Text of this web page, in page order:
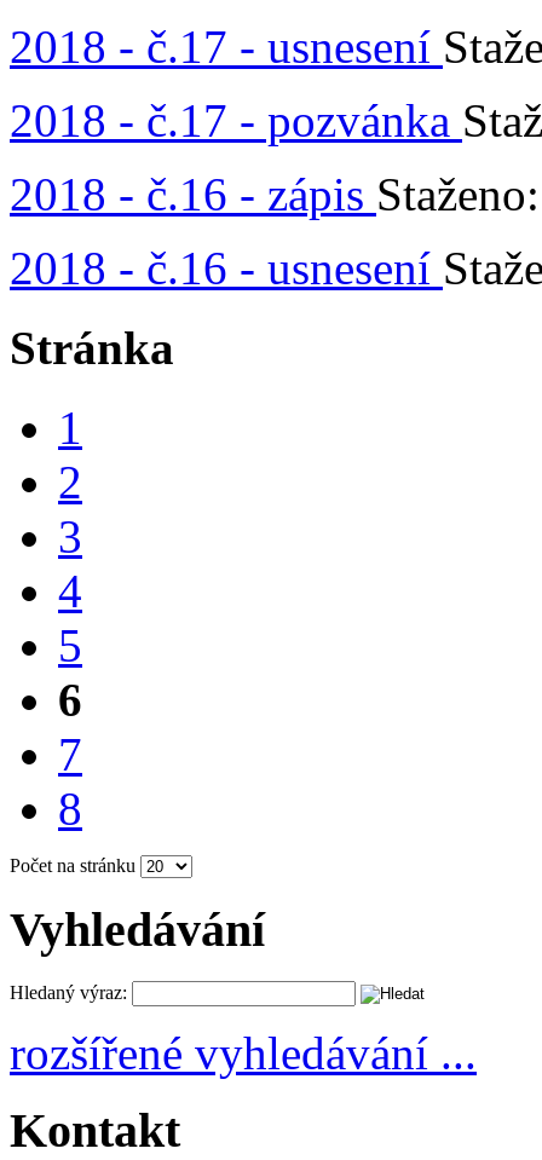
2018 - č.17 - usnesení
2018 - č.17 - pozvánka
2018 - č.16 - zápis
2018 - č.16 - usnesení
Stránka
1
2
3
4
5
6
7
8
Počet na stránku
Vyhledávání
Hledaný výraz:
rozšířené vyhledávání ...
Kontakt